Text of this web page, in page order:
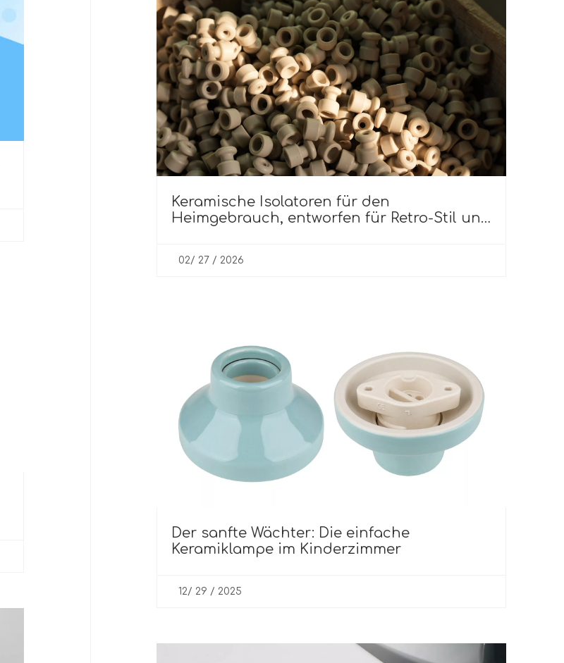
Keramische Isolatoren für den
Heimgebrauch, entworfen für Retro-Stil und
02/ 27 / 2026
Der sanfte Wächter: Die einfache
Keramiklampe im Kinderzimmer
12/ 29 / 2025